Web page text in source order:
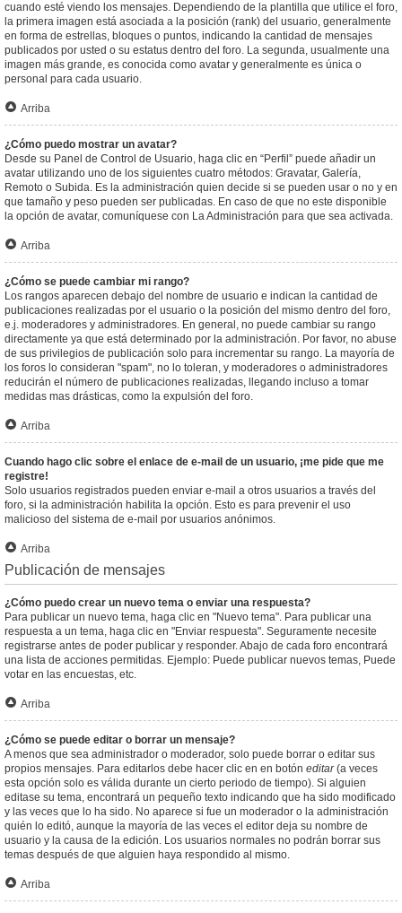
cuando esté viendo los mensajes. Dependiendo de la plantilla que utilice el foro,
la primera imagen está asociada a la posición (rank) del usuario, generalmente
en forma de estrellas, bloques o puntos, indicando la cantidad de mensajes
publicados por usted o su estatus dentro del foro. La segunda, usualmente una
imagen más grande, es conocida como avatar y generalmente es única o
personal para cada usuario.
Arriba
¿Cómo puedo mostrar un avatar?
Desde su Panel de Control de Usuario, haga clic en “Perfil” puede añadir un
avatar utilizando uno de los siguientes cuatro métodos: Gravatar, Galería,
Remoto o Subida. Es la administración quien decide si se pueden usar o no y en
que tamaño y peso pueden ser publicadas. En caso de que no este disponible
la opción de avatar, comuníquese con La Administración para que sea activada.
Arriba
¿Cómo se puede cambiar mi rango?
Los rangos aparecen debajo del nombre de usuario e indican la cantidad de
publicaciones realizadas por el usuario o la posición del mismo dentro del foro,
e.j. moderadores y administradores. En general, no puede cambiar su rango
directamente ya que está determinado por la administración. Por favor, no abuse
de sus privilegios de publicación solo para incrementar su rango. La mayoría de
los foros lo consideran "spam", no lo toleran, y moderadores o administradores
reducirán el número de publicaciones realizadas, llegando incluso a tomar
medidas mas drásticas, como la expulsión del foro.
Arriba
Cuando hago clic sobre el enlace de e-mail de un usuario, ¡me pide que me
registre!
Solo usuarios registrados pueden enviar e-mail a otros usuarios a través del
foro, si la administración habilita la opción. Esto es para prevenir el uso
malicioso del sistema de e-mail por usuarios anónimos.
Arriba
Publicación de mensajes
¿Cómo puedo crear un nuevo tema o enviar una respuesta?
Para publicar un nuevo tema, haga clic en "Nuevo tema". Para publicar una
respuesta a un tema, haga clic en "Enviar respuesta". Seguramente necesite
registrarse antes de poder publicar y responder. Abajo de cada foro encontrará
una lista de acciones permitidas. Ejemplo: Puede publicar nuevos temas, Puede
votar en las encuestas, etc.
Arriba
¿Cómo se puede editar o borrar un mensaje?
A menos que sea administrador o moderador, solo puede borrar o editar sus
propios mensajes. Para editarlos debe hacer clic en en botón editar(a veces
esta opción solo es válida durante un cierto periodo de tiempo). Si alguien
editase su tema, encontrará un pequeño texto indicando que ha sido modificado
y las veces que lo ha sido. No aparece si fue un moderador o la administración
quién lo editó, aunque la mayoría de las veces el editor deja su nombre de
usuario y la causa de la edición. Los usuarios normales no podrán borrar sus
temas después de que alguien haya respondido al mismo.
Arriba